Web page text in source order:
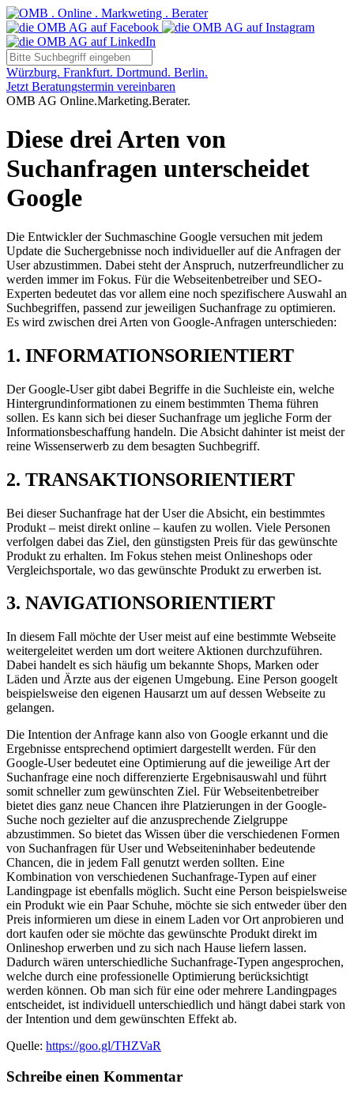
Würzburg. Frankfurt. Dortmund. Berlin.
Jetzt Beratungstermin vereinbaren
OMB AG Online.Marketing.Berater.
Diese drei Arten von
Suchanfragen unterscheidet
Google
Die Entwickler der Suchmaschine Google versuchen mit jedem
Update die Suchergebnisse noch individueller auf die Anfragen der
User abzustimmen. Dabei steht der Anspruch, nutzerfreundlicher zu
werden immer im Fokus. Für die Webseitenbetreiber und SEO-
Experten bedeutet das vor allem eine noch spezifischere Auswahl an
Suchbegriffen, passend zur jeweiligen Suchanfrage zu optimieren.
Es wird zwischen drei Arten von Google-Anfragen unterschieden:
1. INFORMATIONSORIENTIERT
Der Google-User gibt dabei Begriffe in die Suchleiste ein, welche
Hintergrundinformationen zu einem bestimmten Thema führen
sollen. Es kann sich bei dieser Suchanfrage um jegliche Form der
Informationsbeschaffung handeln. Die Absicht dahinter ist meist der
reine Wissenserwerb zu dem besagten Suchbegriff.
2. TRANSAKTIONSORIENTIERT
Bei dieser Suchanfrage hat der User die Absicht, ein bestimmtes
Produkt – meist direkt online – kaufen zu wollen. Viele Personen
verfolgen dabei das Ziel, den günstigsten Preis für das gewünschte
Produkt zu erhalten. Im Fokus stehen meist Onlineshops oder
Vergleichsportale, wo das gewünschte Produkt zu erwerben ist.
3. NAVIGATIONSORIENTIERT
In diesem Fall möchte der User meist auf eine bestimmte Webseite
weitergeleitet werden um dort weitere Aktionen durchzuführen.
Dabei handelt es sich häufig um bekannte Shops, Marken oder
Läden und Ärzte aus der eigenen Umgebung. Eine Person googelt
beispielsweise den eigenen Hausarzt um auf dessen Webseite zu
gelangen.
Die Intention der Anfrage kann also von Google erkannt und die
Ergebnisse entsprechend optimiert dargestellt werden. Für den
Google-User bedeutet eine Optimierung auf die jeweilige Art der
Suchanfrage eine noch differenzierte Ergebnisauswahl und führt
somit schneller zum gewünschten Ziel. Für Webseitenbetreiber
bietet dies ganz neue Chancen ihre Platzierungen in der Google-
Suche noch gezielter auf die anzusprechende Zielgruppe
abzustimmen. So bietet das Wissen über die verschiedenen Formen
von Suchanfragen für User und Webseiteninhaber bedeutende
Chancen, die in jedem Fall genutzt werden sollten. Eine
Kombination von verschiedenen Suchanfrage-Typen auf einer
Landingpage ist ebenfalls möglich. Sucht eine Person beispielsweise
ein Produkt wie ein Paar Schuhe, möchte sie sich entweder über den
Preis informieren um diese in einem Laden vor Ort anprobieren und
dort kaufen oder sie möchte das gewünschte Produkt direkt im
Onlineshop erwerben und zu sich nach Hause liefern lassen.
Dadurch wären unterschiedliche Suchanfrage-Typen angesprochen,
welche durch eine professionelle Optimierung berücksichtigt
werden können. Ob man sich für eine oder mehrere Landingpages
entscheidet, ist individuell unterschiedlich und hängt dabei stark von
der Intention und dem gewünschten Effekt ab.
Quelle: https://goo.gl/THZVaR
Schreibe einen Kommentar